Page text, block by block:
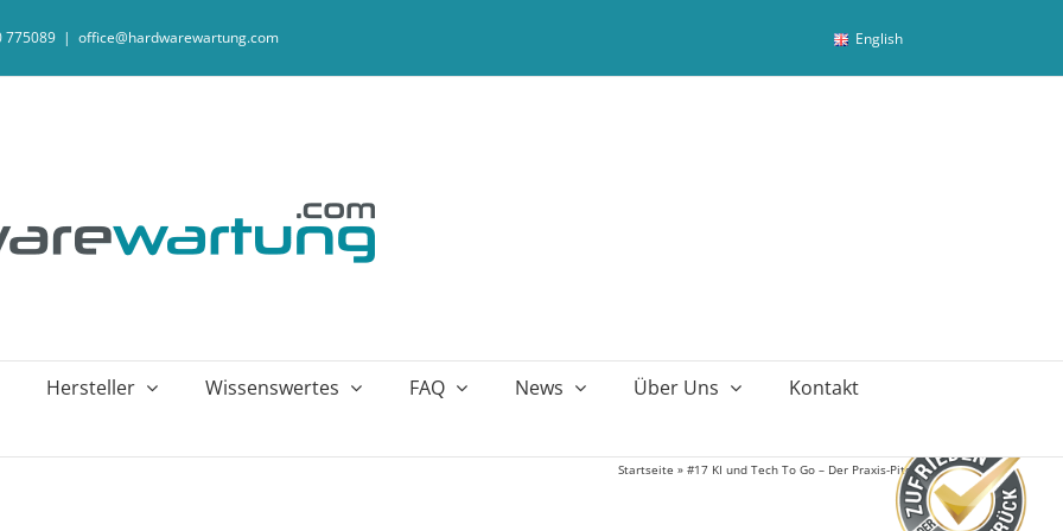
775089 | office@hardwarewartung.com English
Hersteller Wissenswertes FAQ News Über Uns Kontakt
Startseite » #17 KI und Tech To Go – Der Praxis-Pitch